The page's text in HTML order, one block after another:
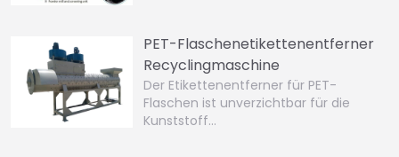
PET-Flaschenetikettenentferner
Recyclingmaschine
Der Etikettenentferner für PET-
Flaschen ist unverzichtbar für die
Kunststoff…